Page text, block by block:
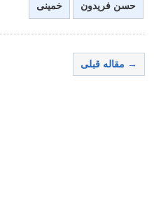
حسن فریدون خمینی
→ مقاله قبلی